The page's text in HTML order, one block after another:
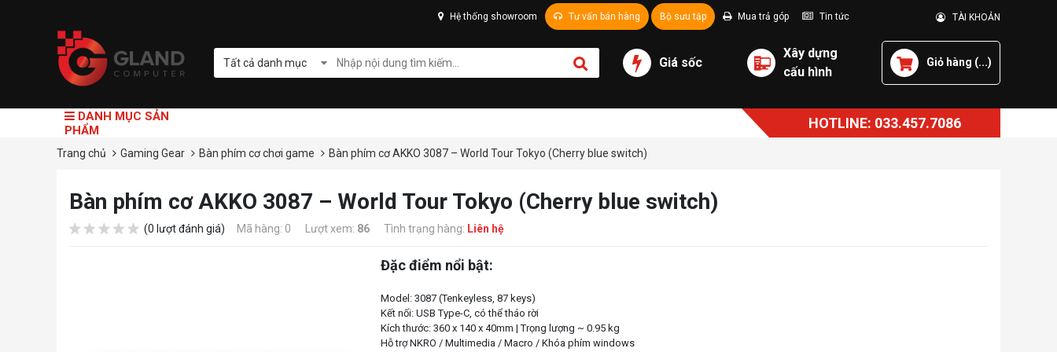
Hệ thống showroom Tư vấn bán hàng Bộ sưu tập Mua trả góp Tin tức TÀI KHOẢN
Tất cả danh mục Giá sốc
Xây dựng
cấu hình
Giỏ hàng (...)
DANH MỤC SẢN
PHẨM
HOTLINE: 033.457.7086
Trang chủ Gaming Gear Bàn phím cơ chơi game Bàn phím cơ AKKO 3087 – World Tour Tokyo (Cherry blue switch)
Bàn phím cơ AKKO 3087 – World Tour Tokyo (Cherry blue switch)
(0 lượt đánh giá) Mã hàng: 0 Lượt xem: 86 Tình trạng hàng: Liên hệ
Đặc điểm nổi bật:
Model: 3087 (Tenkeyless, 87 keys)
Kết nối: USB Type-C, có thể tháo rời
Kích thước: 360 x 140 x 40mm | Trọng lượng ~ 0.95 kg
Hỗ trợ NKRO / Multimedia / Macro / Khóa phím windows